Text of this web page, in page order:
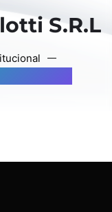
S.R.L